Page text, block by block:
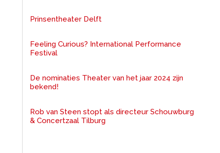
Prinsentheater Delft
Feeling Curious? International Performance
Festival
De nominaties Theater van het jaar 2024 zijn
bekend!
Rob van Steen stopt als directeur Schouwburg
& Concertzaal Tilburg